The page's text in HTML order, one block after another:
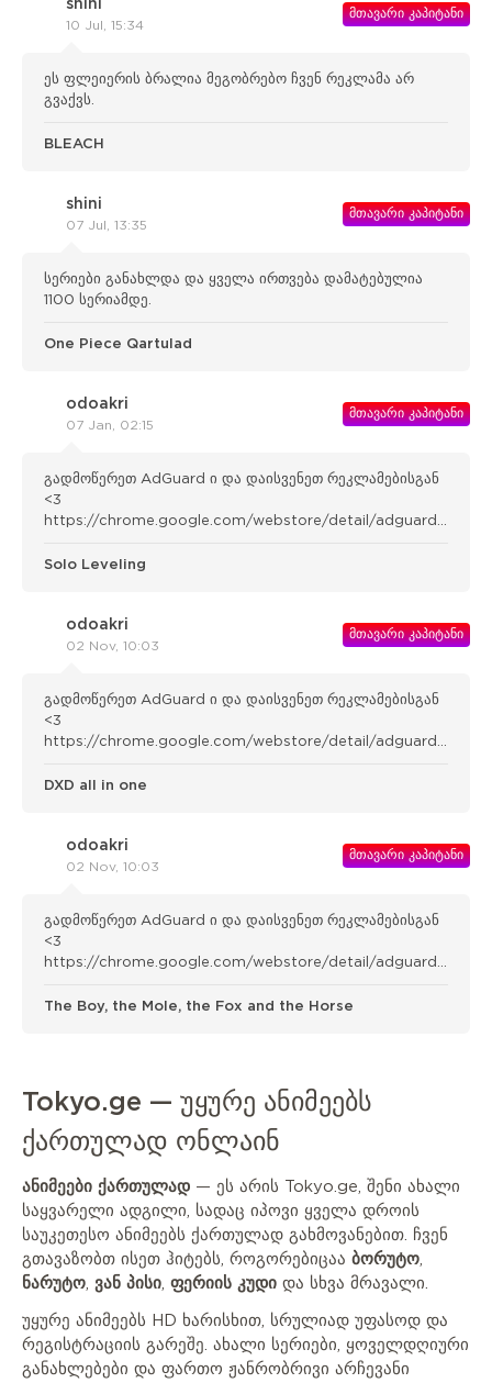
shini
10 Jul, 15:34
მთავარი კაპიტანი
ეს ფლეიერის ბრალია მეგობრებო ჩვენ რეკლამა არ
გვაქვს.
BLEACH
shini
07 Jul, 13:35
მთავარი კაპიტანი
სერიები განახლდა და ყველა ირთვება დამატებულია
1100 სერიამდე.
One Piece Qartulad
odoakri
07 Jan, 02:15
მთავარი კაპიტანი
გადმოწერეთ AdGuard ი და დაისვენეთ რეკლამებისგან
<3
https://chrome.google.com/webstore/detail/adguard-
Solo Leveling
odoakri
02 Nov, 10:03
მთავარი კაპიტანი
გადმოწერეთ AdGuard ი და დაისვენეთ რეკლამებისგან
<3
https://chrome.google.com/webstore/detail/adguard-
DXD all in one
odoakri
02 Nov, 10:03
მთავარი კაპიტანი
გადმოწერეთ AdGuard ი და დაისვენეთ რეკლამებისგან
<3
https://chrome.google.com/webstore/detail/adguard-
The Boy, the Mole, the Fox and the Horse
Tokyo.ge — უყურე ანიმეებს
ქართულად ონლაინ
ანიმეები ქართულად — ეს არის Tokyo.ge, შენი ახალი
საყვარელი ადგილი, სადაც იპოვი ყველა დროის
საუკეთესო ანიმეებს ქართულად გახმოვანებით. ჩვენ
გთავაზობთ ისეთ ჰიტებს, როგორებიცაა ბორუტო
ნარუტო
ვან პისი ფერიის კუდი და სხვა მრავალი.
უყურე ანიმეებს HD ხარისხით, სრულიად უფასოდ და
რეგისტრაციის გარეშე. ახალი სერიები, ყოველდღიური
განახლებები და ფართო ჟანრობრივი არჩევანი